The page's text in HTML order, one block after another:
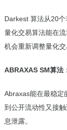
Darkest 算法从20
量化交易算法能在
机会重新调整量化交
ABRAXAS SM算法
Abraxas能在最稳定
到公开流动性又接
息泄露。